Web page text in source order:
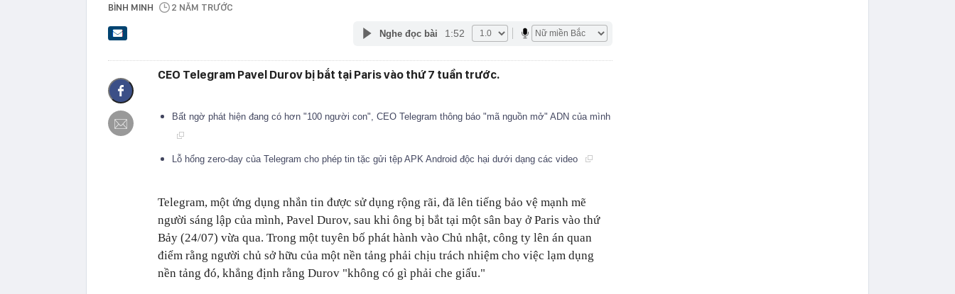
BÌNH MINH 2 NĂM TRƯỚC
Nghe đọc bài 1:52
CEO Telegram Pavel Durov bị bắt tại Paris vào thứ 7 tuần trước.
Bất ngờ phát hiện đang có hơn "100 người con", CEO Telegram thông báo "mã nguồn mở" ADN của mình
Lỗ hổng zero-day của Telegram cho phép tin tặc gửi tệp APK Android độc hại dưới dạng các video
Telegram, một ứng dụng nhắn tin được sử dụng rộng rãi, đã lên tiếng bảo vệ mạnh mẽ
người sáng lập của mình, Pavel Durov, sau khi ông bị bắt tại một sân bay ở Paris vào thứ
Bảy (24/07) vừa qua. Trong một tuyên bố phát hành vào Chủ nhật, công ty lên án quan
điểm rằng người chủ sở hữu của một nền tảng phải chịu trách nhiệm cho việc lạm dụng
nền tảng đó, khẳng định rằng Durov "không có gì phải che giấu."